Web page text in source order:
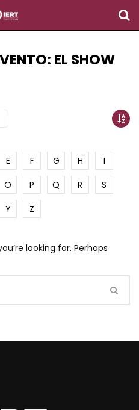
EL SHOW
E F G H
I
O P Q R
S
Y Z
looking for. Perhaps